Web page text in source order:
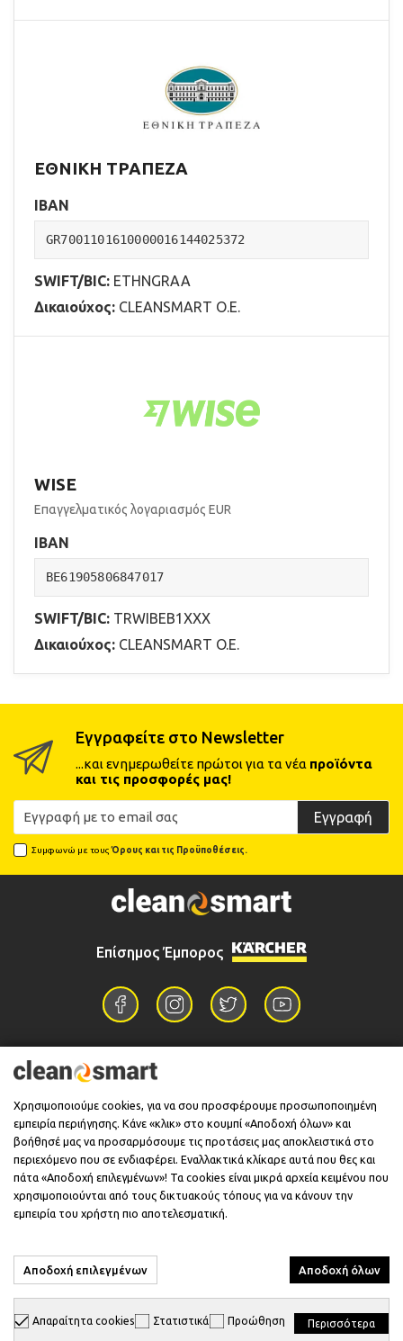
ΕΘΝΙΚΗ ΤΡΑΠΕΖΑ
IBAN
GR7001101610000016144025372
SWIFT/BIC: ETHNGRAA
Δικαιούχος: CLEANSMART Ο.Ε.
WISE
Επαγγελματικός λογαριασμός EUR
IBAN
BE61905806847017
SWIFT/BIC: TRWIBEB1XXX
Δικαιούχος: CLEANSMART O.E.
Εγγραφείτε στο Newsletter
...και ενημερωθείτε πρώτοι για τα νέα προϊόντα
και τις προσφορές μας!
Εγγραφή
Συμφωνώ με τουςΌρους και τις Προϋποθέσεις.
Επίσημος Έμπορος
Επικοινωνία
Πληροφορίες
Υποστήριξη
© 2026 CleanSmart - Kärcher Reseller & Service Provider.
Χρησιμοποιούμε cookies, για να σου προσφέρουμε προσωποποιημένη
εμπειρία περιήγησης. Κάνε «κλικ» στο κουμπί «Αποδοχή όλων» και
βοήθησέ μας να προσαρμόσουμε τις προτάσεις μας αποκλειστικά στο
περιεχόμενο που σε ενδιαφέρει. Εναλλακτικά κλίκαρε αυτά που θες και
πάτα «Αποδοχή επιλεγμένων»! Τα cookies είναι μικρά αρχεία κειμένου που
χρησιμοποιούνται από τους δικτυακούς τόπους για να κάνουν την
εμπειρία του χρήστη πιο αποτελεσματική.
Αποδοχή επιλεγμένων Αποδοχή όλων
Απαραίτητα cookies Στατιστικά Προώθηση Περισσότερα